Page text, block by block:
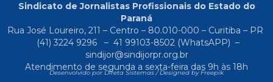
Sindicato de Jornalistas Profissionais do Estado do
Paraná
Rua José Loureiro, 211 – Centro – 80.010-000 – Curitiba – PR
(41) 3224 9296
– 41 99103-8502(WhatsAPP) –
sindijor@sindijorpr.org.br
Atendimento de segunda a sexta-feira das 9h às 18h
Desenvolvido por Direta Sistemas /Designed by Freepik